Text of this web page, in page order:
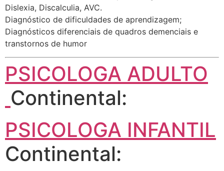
Dislexia, Discalculia, AVC.
Diagnóstico de dificuldades de aprendizagem;
Diagnósticos diferenciais de quadros demenciais e
transtornos de humor
PSICOLOGA ADULTO
Continental:
PSICOLOGA INFANTIL
Continental: